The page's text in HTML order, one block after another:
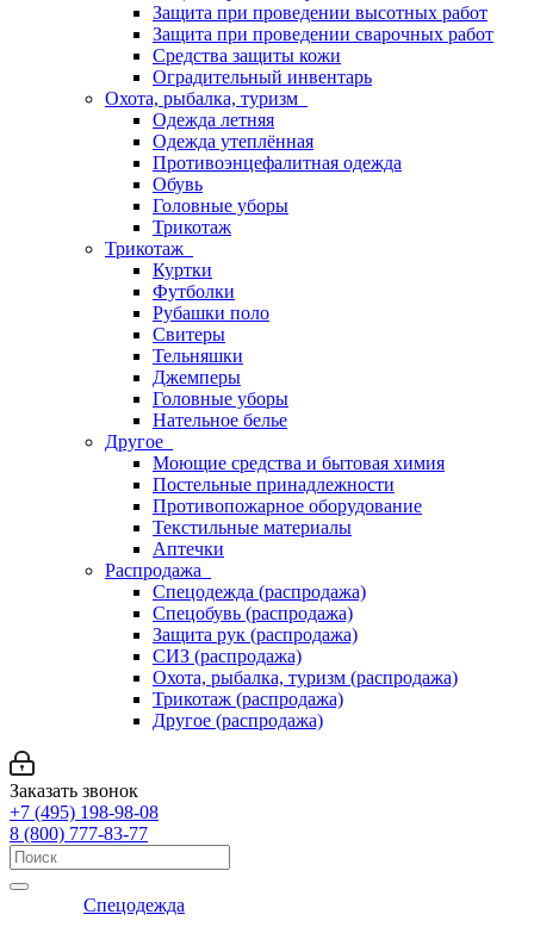
Защита при проведении высотных работ
Защита при проведении сварочных работ
Средства защиты кожи
Оградительный инвентарь
Охота, рыбалка, туризм
Одежда летняя
Одежда утеплённая
Противоэнцефалитная одежда
Обувь
Головные уборы
Трикотаж
Трикотаж
Куртки
Футболки
Рубашки поло
Свитеры
Тельняшки
Джемперы
Головные уборы
Нательное белье
Другое
Моющие средства и бытовая химия
Постельные принадлежности
Противопожарное оборудование
Текстильные материалы
Аптечки
Распродажа
Спецодежда (распродажа)
Спецобувь (распродажа)
Защита рук (распродажа)
СИЗ (распродажа)
Охота, рыбалка, туризм (распродажа)
Трикотаж (распродажа)
Другое (распродажа)
Заказать звонок
+7 (495) 198-98-08
8 (800) 777-83-77
Спецодежда